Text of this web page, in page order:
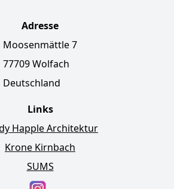
Adresse
Moosenmättle 7
77709 Wolfach
Deutschland
Links
Happle Architektur
Krone Kirnbach
SUMS